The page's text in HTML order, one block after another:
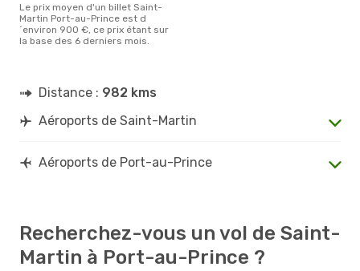
Le prix moyen d'un billet Saint-
Martin Port-au-Prince est d
´environ 900 €, ce prix étant sur
la base des 6 derniers mois.
Distance : 982 kms
Aéroports de Saint-Martin
Aéroports de Port-au-Prince
Recherchez-vous un vol de Saint-
Martin à Port-au-Prince ?